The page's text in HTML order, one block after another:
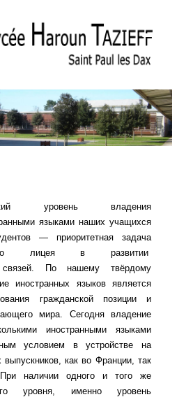
уровень владения
языками наших учащихся
— приоритетная задача
лицея в развитии
связей. По нашему твёрдому
иностранных языков является
гражданской позиции и
мира. Сегодня владение
иностранными языками
условием в устройстве на
как во Франции, так
наличии одного и того же
уровня, именно уровень